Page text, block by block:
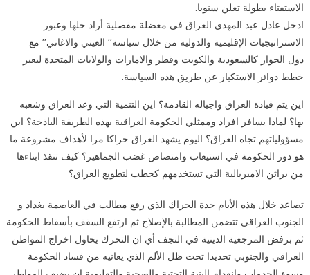
الاستفتاء بطولة تعلن سنويا.
ادخل عادل عبد المهدي العراق في معضلة مفصلية أراد حلها وعبور
الاستراتيجيات الإقليمية والدولية من خلال سياسة’’ العيني والاغاتي’’ مع
دول الجوار كالسعودية والكويت وقطر والامارات والولايات المتحدة ليعبر
خطط دوائر الاستكبار عن طريق هذه السياسة.
اين يتم قيادة العراق واجياله القادمة؟ اين التنمية التي وعد العراق وشعبه
بها؟ لماذا يسافر افراد وممثلي الحكومة العراقية بهذه الطريقة الباذخة؟ اين
مسؤولياتهم تجاه العراق؟ اليوم يشهد العراق حراكا مرا لأهداف مشروعة ما
هو دور الحكومة في استيعاب وامتصاص غضب الجماهير؟ كيف تنقذ ابناءها
من براثن الامبريالية التي تستخدمهم كحطب لتطويع العراق؟
تصاعد خلال هذه الأيام حدة الحراك الذي رفع مطالب في العاصمة بغداد و
الجنوب العراقي تتضمن المطالبة بالإصلاح ثم ارتفع السقف بأسقاط الحكومة
ثم برفض المرجعية الدينية في النجف أي ان التحرك يحاول اخراج المواطن
العراقي والجنوبي تحديدا تحت ظل الألم الذي يعانيه من فساد الحكومة